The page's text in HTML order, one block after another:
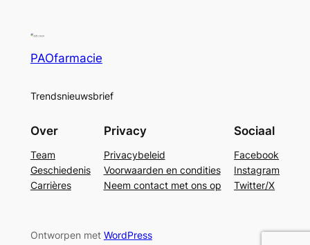
PAOfarmacie
Trendsnieuwsbrief
Over
Team
Geschiedenis
Carrières
Privacy
Privacybeleid
Voorwaarden en condities
Neem contact met ons op
Sociaal
Facebook
Instagram
Twitter/X
Ontworpen met WordPress